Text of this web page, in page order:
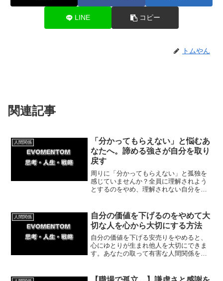
LINE コピー
トムやん
関連記事
人間関係
「分かってもらえない」と悩むあ
なたへ。諦める強さが自分を取り
戻す
周りに「分かってもらえない」と孤独を
感じていませんか？全員に理解されよう
とするのをやめ、理解されない自分を認
ままのあなたで自分らしく生きるための
ヒントを解説します。
人間関係
自分の価値を下げるのをやめて大
切な人を心から大切にする方法
自分の価値を下げる安売りをやめると、
心にゆとりが生まれ他人を大切にできま
す。あなたの取って有害な人間関係を手
にお伝えします。